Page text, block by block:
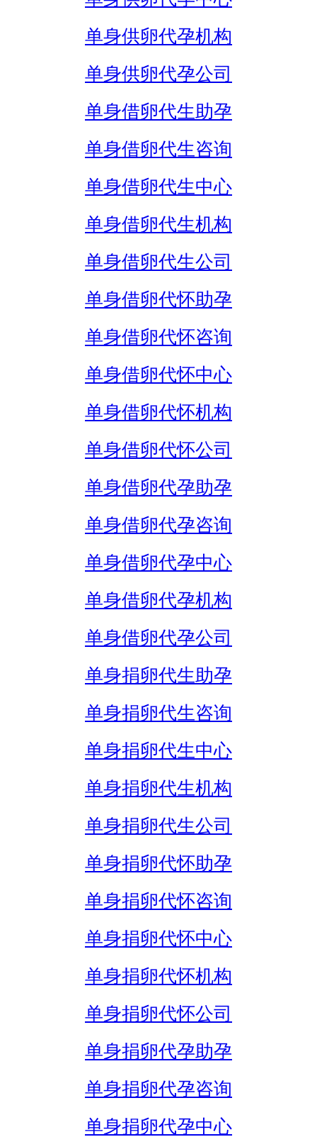
单身供卵代孕机构
单身供卵代孕公司
单身借卵代生助孕
单身借卵代生咨询
单身借卵代生中心
单身借卵代生机构
单身借卵代生公司
单身借卵代怀助孕
单身借卵代怀咨询
单身借卵代怀中心
单身借卵代怀机构
单身借卵代怀公司
单身借卵代孕助孕
单身借卵代孕咨询
单身借卵代孕中心
单身借卵代孕机构
单身借卵代孕公司
单身捐卵代生助孕
单身捐卵代生咨询
单身捐卵代生中心
单身捐卵代生机构
单身捐卵代生公司
单身捐卵代怀助孕
单身捐卵代怀咨询
单身捐卵代怀中心
单身捐卵代怀机构
单身捐卵代怀公司
单身捐卵代孕助孕
单身捐卵代孕咨询
单身捐卵代孕中心